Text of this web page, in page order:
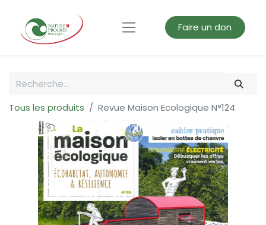
Faire un don
Tous les produits Revue Maison Ecologique N°124